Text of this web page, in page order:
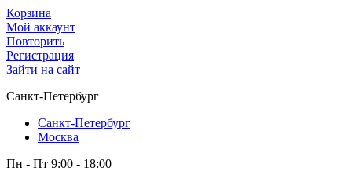
Корзина
Мой аккаунт
Повторить
Регистрация
Зайти на сайт
Санкт-Петербург
Санкт-Петербург
Москва
Пн - Пт 9:00 - 18:00